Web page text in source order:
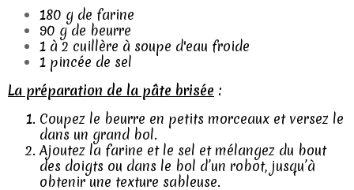
180 g de farine
90 g de beurre
1 à 2 cuillère à soupe d'eau froide
1 pincée de sel
La préparation de la pâte brisée :
Coupez le beurre en petits morceaux et versez le
dans un grand bol.
Ajoutez la farine et le sel et mélangez du bout
des doigts ou dans le bol d’un robot, jusqu’à
obtenir une texture sableuse.